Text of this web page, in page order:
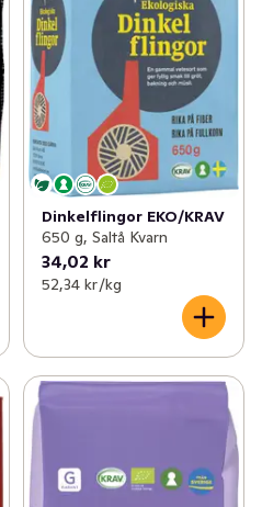
Dinkelflingor EKO/KRAV
650 g, Saltå Kvarn
34,02 kr
52,34 kr /kg